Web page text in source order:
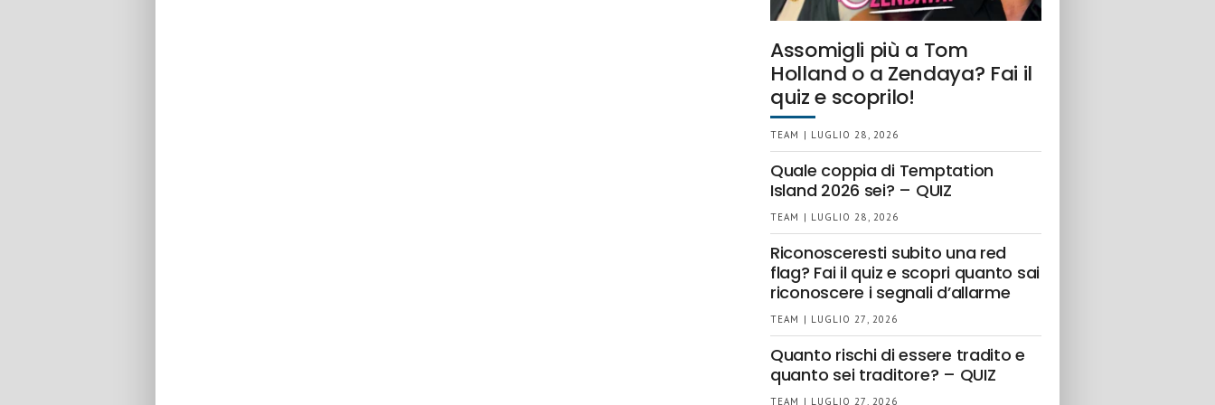
Assomigli più a Tom
Holland o a Zendaya? Fai il
quiz e scoprilo!
TEAM | LUGLIO 28, 2026
Quale coppia di Temptation
Island 2026 sei? – QUIZ
TEAM | LUGLIO 28, 2026
Riconosceresti subito una red
flag? Fai il quiz e scopri quanto sai
riconoscere i segnali d’allarme
TEAM | LUGLIO 27, 2026
Quanto rischi di essere tradito e
quanto sei traditore? – QUIZ
TEAM | LUGLIO 27, 2026